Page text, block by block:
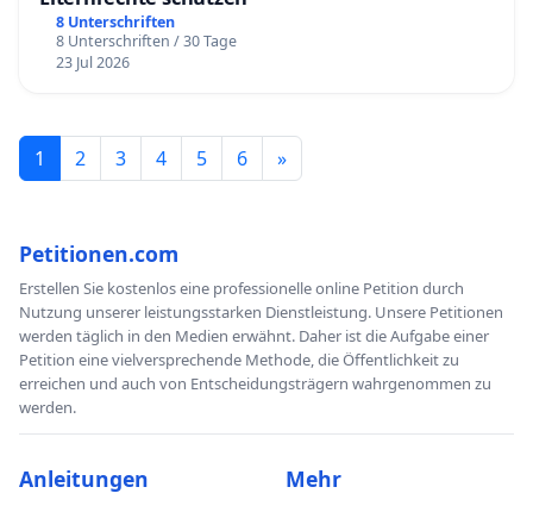
8 Unterschriften
8 Unterschriften / 30 Tage
23 Jul 2026
1 2 3 4 5 6 »
Petitionen.com
Erstellen Sie kostenlos eine professionelle online Petition durch
Nutzung unserer leistungsstarken Dienstleistung. Unsere Petitionen
werden täglich in den Medien erwähnt. Daher ist die Aufgabe einer
Petition eine vielversprechende Methode, die Öffentlichkeit zu
erreichen und auch von Entscheidungsträgern wahrgenommen zu
werden.
Anleitungen Mehr